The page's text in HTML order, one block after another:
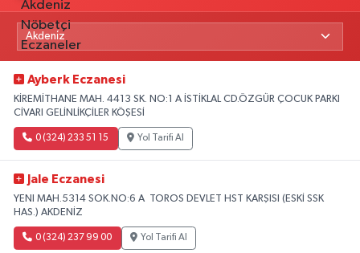
Ayberk Eczanesi
KİREMİTHANE MAH. 4413 SK. NO:1 A İSTİKLAL CD.ÖZGÜR ÇOCUK PARKI
CİVARI GELİNLİKÇİLER KÖŞESİ
0 (324) 233 51 15 Yol Tarifi Al
Jale Eczanesi
YENI MAH.5314 SOK.NO:6 A TOROS DEVLET HST KARŞISI (ESKİ SSK
HAS.) AKDENİZ
0 (324) 237 99 00 Yol Tarifi Al